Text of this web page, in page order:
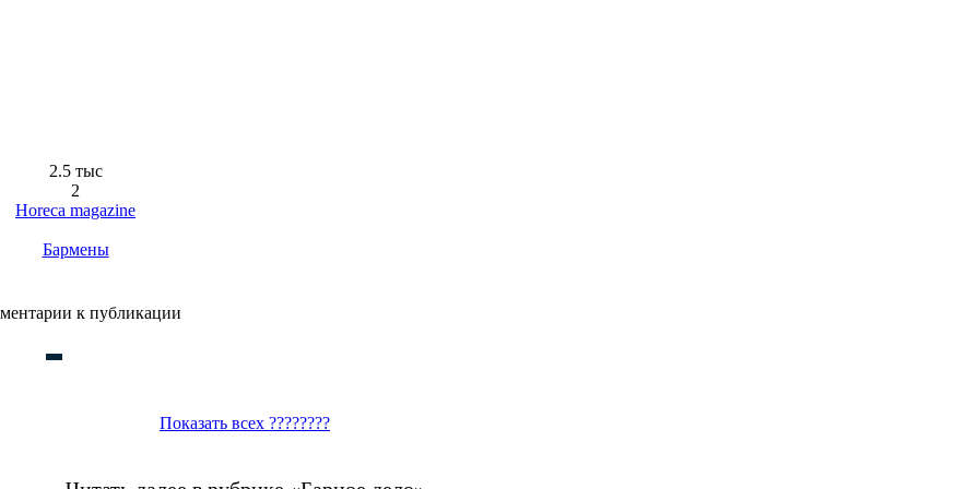
2.5 тыс
2
Horeca magazine
Бармены
к публикации
Показать всех ????????